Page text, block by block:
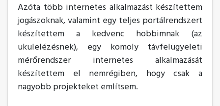
Azóta több internetes alkalmazást készítettem
jogászoknak, valamint egy teljes portálrendszert
készítettem a kedvenc hobbimnak (az
ukulelézésnek), egy komoly távfelügyeleti
mérőrendszer internetes alkalmazását
készítettem el nemrégiben, hogy csak a
nagyobb projekteket említsem.